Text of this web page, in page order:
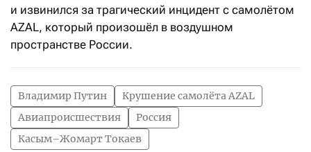
и извинился за трагический инцидент с самолётом
AZAL, который произошёл в воздушном
пространстве России.
Владимир Путин
Крушение самолёта AZAL
Авиапроисшествия
Россия
Касым–Жомарт Токаев